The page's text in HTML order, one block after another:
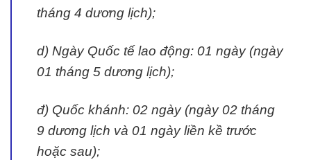
tháng 4 dương lịch);
d) Ngày Quốc tế lao động: 01 ngày (ngày
01 tháng 5 dương lịch);
đ) Quốc khánh: 02 ngày (ngày 02 tháng
9 dương lịch và 01 ngày liền kề trước
hoặc sau);